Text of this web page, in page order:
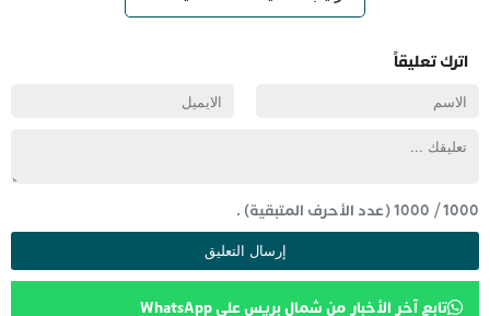
اترك تعليقاً
1000
/
1000(عدد الأحرف المتبقية) .
تابع آخر الأخبار من شمال بريس على WhatsApp